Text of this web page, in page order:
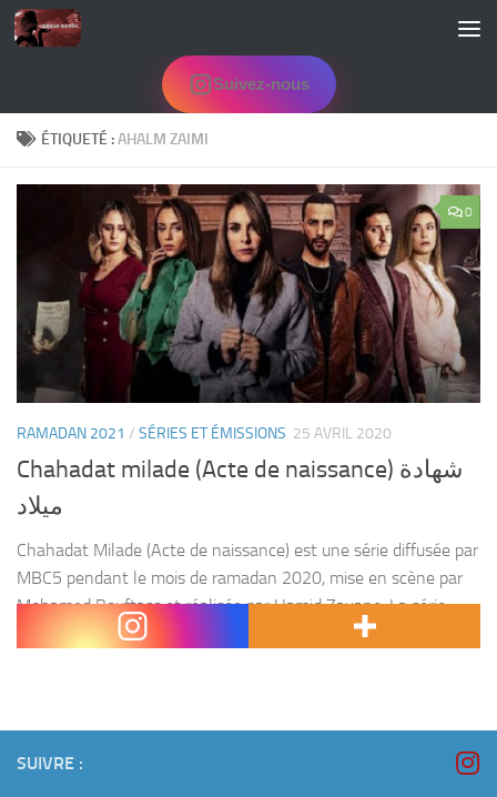
Skip to content
Suivez-nous
ÉTIQUETÉ :AHALM ZAIMI
0
RAMADAN 2021 / SÉRIES ET ÉMISSIONS 25 AVRIL 2020
Chahadat milade (Acte de naissance) شهادة
ميلاد
Chahadat Milade (Acte de naissance) est une série diffusée par
MBC5 pendant le mois de ramadan 2020, mise en scène par
Mohamed Bouftass et réalisée par Hamid Zayane. La série
parle du rôle que...
SUIVRE :